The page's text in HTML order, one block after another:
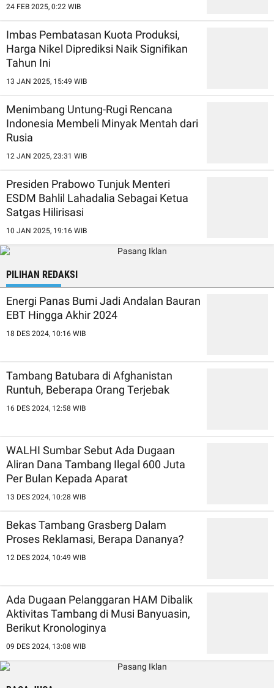
24 FEB 2025, 0:22 WIB
Imbas Pembatasan Kuota Produksi,
Harga Nikel Diprediksi Naik Signifikan
Tahun Ini
13 JAN 2025, 15:49 WIB
Menimbang Untung-Rugi Rencana
Indonesia Membeli Minyak Mentah dari
Rusia
12 JAN 2025, 23:31 WIB
Presiden Prabowo Tunjuk Menteri
ESDM Bahlil Lahadalia Sebagai Ketua
Satgas Hilirisasi
10 JAN 2025, 19:16 WIB
PILIHAN REDAKSI
Energi Panas Bumi Jadi Andalan Bauran
EBT Hingga Akhir 2024
18 DES 2024, 10:16 WIB
Tambang Batubara di Afghanistan
Runtuh, Beberapa Orang Terjebak
16 DES 2024, 12:58 WIB
WALHI Sumbar Sebut Ada Dugaan
Aliran Dana Tambang Ilegal 600 Juta
Per Bulan Kepada Aparat
13 DES 2024, 10:28 WIB
Bekas Tambang Grasberg Dalam
Proses Reklamasi, Berapa Dananya?
12 DES 2024, 10:49 WIB
Ada Dugaan Pelanggaran HAM Dibalik
Aktivitas Tambang di Musi Banyuasin,
Berikut Kronologinya
09 DES 2024, 13:08 WIB